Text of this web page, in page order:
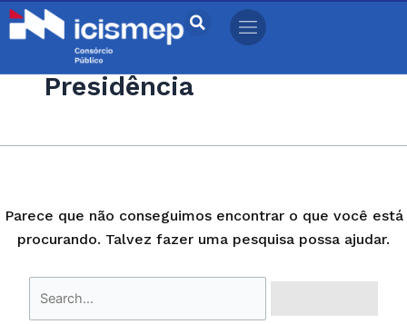
Ir
para
conteúdoPresidência
Parece que não conseguimos encontrar o que você está
procurando. Talvez fazer uma pesquisa possa ajudar.
Pesquisar
por: